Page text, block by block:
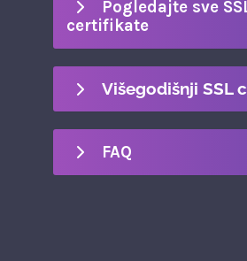
Pogledajte sve
certifikate
Višegodišnji SSL
FAQ